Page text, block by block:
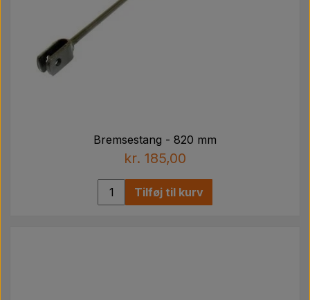
Bremsestang - 820 mm
kr. 185,00
Tilføj til kurv